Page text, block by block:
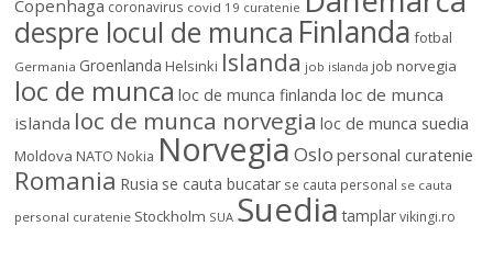
Copenhaga coronavirus covid 19 curatenie
despre locul de munca Finlanda fotbal
Germania Groenlanda Helsinki Islanda job islanda job norvegia
loc de munca loc de munca finlanda loc de munca
islanda loc de munca norvegia loc de munca suedia
Moldova NATO Nokia NorvegiaOslo personal curatenie
Romania Rusia se cauta bucatar se cauta personal se cauta
personal curatenie Stockholm SUA Suedia tamplar vikingi.ro